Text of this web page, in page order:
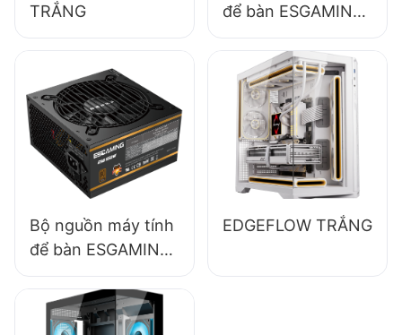
TRẮNG
để bàn ESGAMING
650W chất lượng
cao, hiệu suất 85%,
dạng module đầy
đủ, chuẩn 80+
Bronze ESB650W
Bộ nguồn máy tính
để bàn ESGAMING
550W chất lượng
cao, hiệu suất 85%,
đạt chuẩn 80+
EDGEFLOW TRẮNG